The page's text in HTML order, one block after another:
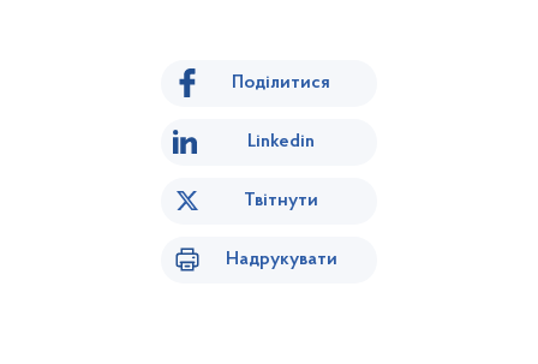
Поділитися
Linkedin
Твітнути
Надрукувати